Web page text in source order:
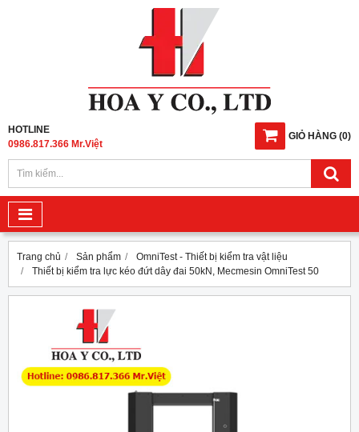
GIỎ HÀNG (0)
HOTLINE
0986.817.366 Mr.Việt
Trang chủ Sản phẩm
OmniTest - Thiết bị kiểm tra vật liệu
Thiết bị kiểm tra lực kéo đứt dây đai 50kN, Mecmesin OmniTest 50